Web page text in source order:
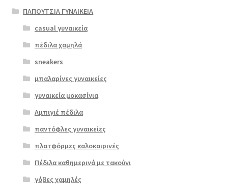
ΠΑΠΟΥΤΣΙΑ ΓΥΝΑΙΚΕΙΑ
casual γυναικεία
πέδιλα χαμηλά
sneakers
μπαλαρίνες γυναικείες
γυναικεία μοκασίνια
Αμπιγιέ πέδιλα
παντόφλες γυναικείες
πλατφόρμες καλοκαιρινές
Πέδιλα καθημερινά με τακούνι
γόβες χαμηλές